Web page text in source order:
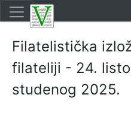
Filatelistička
filateliji - 24.
studenog 2025.